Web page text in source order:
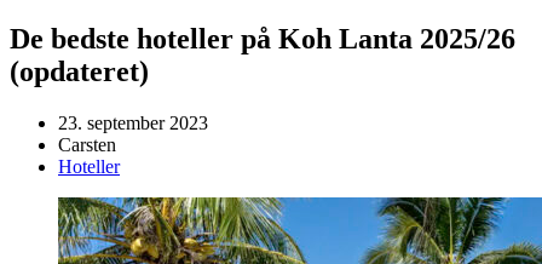
De bedste hoteller på Koh Lanta 2025/26
(opdateret)
23. september 2023
Carsten
Hoteller